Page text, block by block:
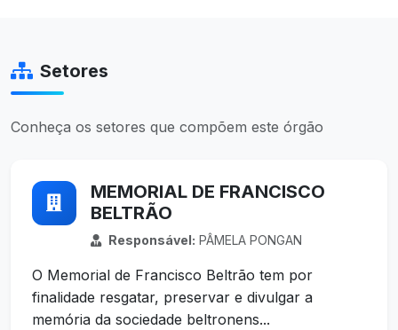
Setores
Conheça os setores que compõem este órgão
MEMORIAL DE FRANCISCO
BELTRÃO
Responsável: PÂMELA PONGAN
O Memorial de Francisco Beltrão tem por
finalidade resgatar, preservar e divulgar a
memória da sociedade beltronens...